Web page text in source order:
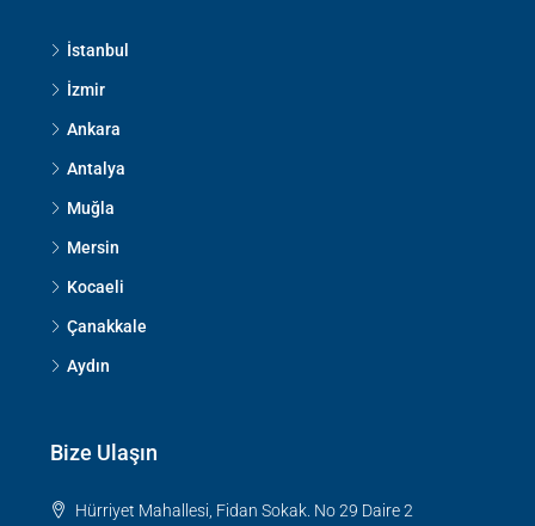
İstanbul
İzmir
Ankara
Antalya
Muğla
Mersin
Kocaeli
Çanakkale
Aydın
Bize Ulaşın
Hürriyet Mahallesi, Fidan Sokak. No 29 Daire 2